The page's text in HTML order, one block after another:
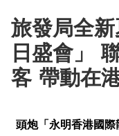
旅發局全
日盛會」
客 帶動在
頭炮「永明香港國